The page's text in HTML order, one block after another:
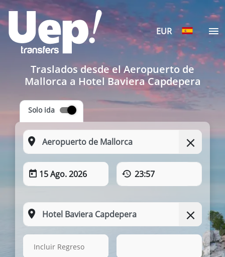
EUR
Traslados desde el Aeropuerto de
Mallorca a Hotel Baviera Capdepera
Solo ida
15 Ago. 2026 23:57
15 Ago. 2026
Incluir Regreso